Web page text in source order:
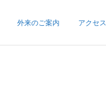
外来のご案内 アクセス